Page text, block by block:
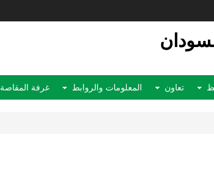
تعاون المعلومات والروابط غرفة المقاصة ABS